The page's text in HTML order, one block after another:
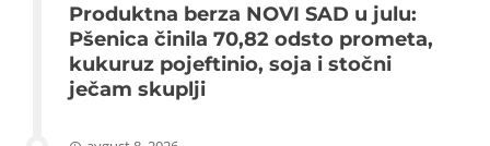
Produktna berza NOVI SAD u julu:
Pšenica činila 70,82 odsto prometa,
kukuruz pojeftinio, soja i stočni
ječam skuplji